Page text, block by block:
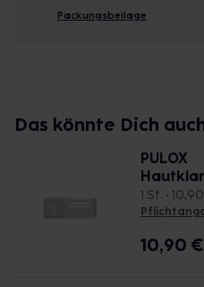
Packungsbeilage
Das könnte Dich
PULOX
1 St. •
10,90 €